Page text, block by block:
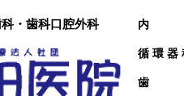
歯科口腔外科 内
循 環
歯